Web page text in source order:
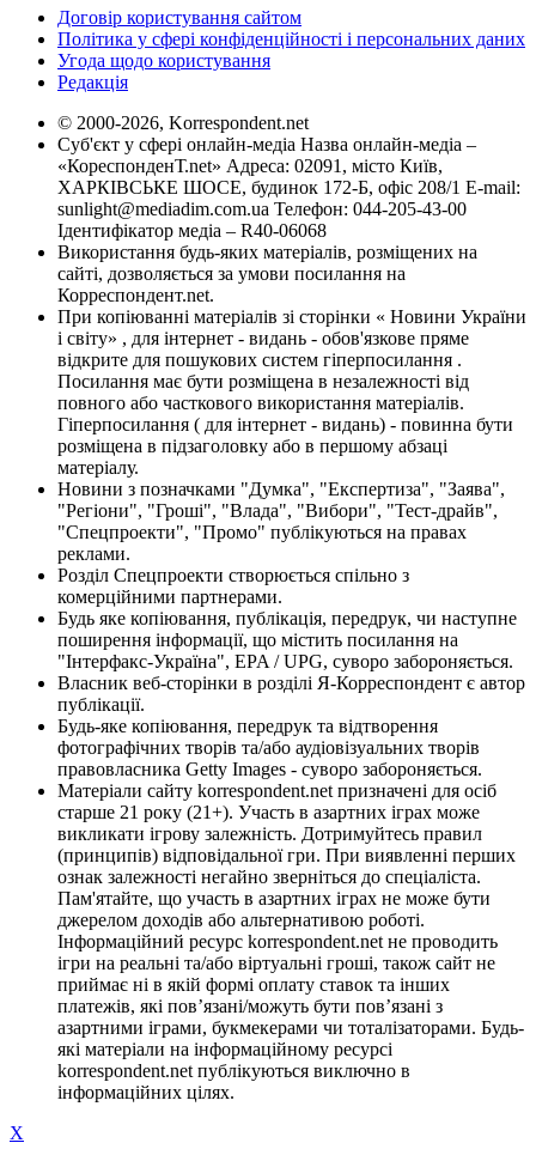
Договір користування сайтом
Політика у сфері конфіденційності і персональних даних
Угода щодо користування
Редакція
© 2000-2026, Korrespondent.net
Суб'єкт у сфері онлайн-медіа Назва онлайн-медіа –
«КореспонденТ.net» Адреса: 02091, місто Київ,
ХАРКІВСЬКЕ ШОСЕ, будинок 172-Б, офіс 208/1 E-mail:
sunlight@mediadim.com.ua Телефон: 044-205-43-00
Ідентифікатор медіа – R40-06068
Використання будь-яких матеріалів, розміщених на
сайті, дозволяється за умови посилання на
Корреспондент.net.
При копіюванні матеріалів зі сторінки « Новини України
і світу» , для інтернет - видань - обов'язкове пряме
відкрите для пошукових систем гіперпосилання .
Посилання має бути розміщена в незалежності від
повного або часткового використання матеріалів.
Гіперпосилання ( для інтернет - видань) - повинна бути
розміщена в підзаголовку або в першому абзаці
матеріалу.
Новини з позначками "Думка", "Експертиза", "Заява",
"Регіони", "Гроші", "Влада", "Вибори", "Тест-драйв",
"Спецпроекти", "Промо" публікуються на правах
реклами.
Розділ Спецпроекти створюється спільно з
комерційними партнерами.
Будь яке копіювання, публікація, передрук, чи наступне
поширення інформації, що містить посилання на
"Інтерфакс-Україна", EPA / UPG, суворо забороняється.
Власник веб-сторінки в розділі Я-Корреспондент є автор
публікації.
Будь-яке копіювання, передрук та відтворення
фотографічних творів та/або аудіовізуальних творів
правовласника Getty Images - суворо забороняється.
Матеріали сайту korrespondent.net призначені для осіб
старше 21 року (21+). Участь в азартних іграх може
викликати ігрову залежність. Дотримуйтесь правил
(принципів) відповідальної гри. При виявленні перших
ознак залежності негайно зверніться до спеціаліста.
Пам'ятайте, що участь в азартних іграх не може бути
джерелом доходів або альтернативою роботі.
Інформаційний ресурс korrespondent.net не проводить
ігри на реальні та/або віртуальні гроші, також сайт не
приймає ні в якій формі оплату ставок та інших
платежів, які пов’язані/можуть бути пов’язані з
азартними іграми, букмекерами чи тоталізаторами. Будь-
які матеріали на інформаційному ресурсі
korrespondent.net публікуються виключно в
інформаційних цілях.
X